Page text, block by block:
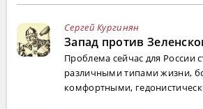
Сергей Кургинян
Запад против
Проблема сейчас для России
различными типами жизни,
комфортными,